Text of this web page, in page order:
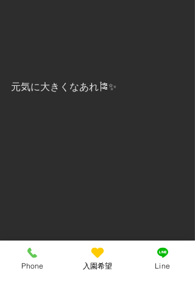
元気に大きくなあれ🎏✨
Phone 入園希望 Line